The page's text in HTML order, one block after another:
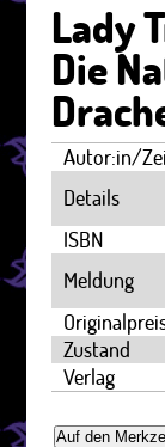
Lady
Die
Autor:in/
Details
ISBN
Meldung
Zustand
Verlag
Auf den